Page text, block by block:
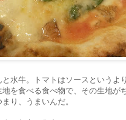
水牛。トマトはソースというよ
を食べる食べ物で、その生地が
り、うまいんだ。